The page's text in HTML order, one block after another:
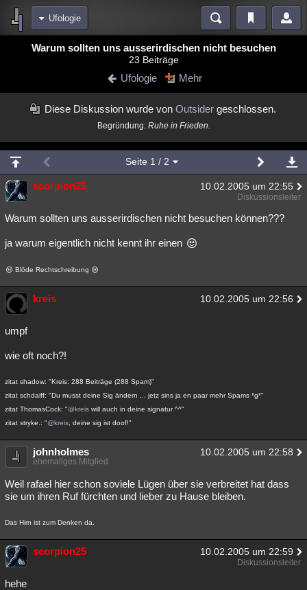
Ufologie
Bereiche
Blogs
meine Rubriken
Wissenschaft Politik Mystery
Spiritualität Verschwörungen Technologie Ufologie
Natur Umfragen
Übersichten
Lesenswert
Warum sollten uns ausserirdischen nicht besuchen
23 Beiträge
Ufologie Mehr
Diese Diskussion wurde vonOutsider geschlossen.
Begründung: Ruhe in Frieden.
Seite 1 / 2
scorpion25 10.02.2005 um 22:55
Diskussionsleiter
Warum sollten uns ausserirdischen nicht besuchen können???
ja warum eigentlich nicht kennt ihr einen
Blöde Rechtschreibung
kreis 10.02.2005 um 22:56
umpf
wie oft noch?!
zitat shadow: "Kreis: 288 Beiträge (288 Spam)"
zitat schdaiff: "Du musst deine Sig ändern ... jetz sins ja en paar mehr Spams *g*"
zitat ThomasCock: "@kreis will auch in deine signatur ^^"
zitat stryke.: "@kreis , deine sig ist doof!"
johnholmes 10.02.2005 um 22:58
ehemaliges Mitglied
Weil rafael hier schon soviele Lügen über sie verbreitet hat dass
sie um ihren Ruf fürchten und lieber zu Hause bleiben.
Das Hirn ist zum Denken da.
scorpion25 10.02.2005 um 22:59
Diskussionsleiter
hehe